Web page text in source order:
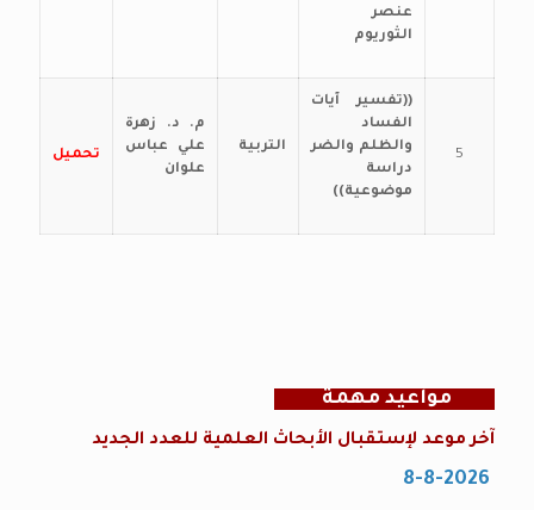
عنصر
الثوريوم
5
((تفسير آيات
الفساد
والظلم والضر
دراسة
موضوعية))
التربية
م. د. زهرة
علي عباس
علوان
تحميل
مواعيد مهمة
آخر موعد لإستقبال الأبحاث العلمية للعدد الجديد